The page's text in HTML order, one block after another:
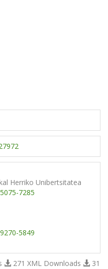
Herriko Unibertsitatea
7285
5849
271 XML Downloads 31